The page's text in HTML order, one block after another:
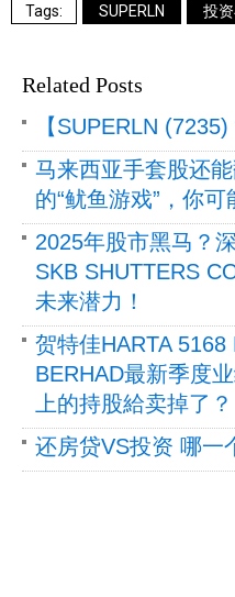
SUPERLN 投
Related Posts
【SUPERLN
马来西亚手套股还
的“鱿鱼游戏”，你
2025年股市黑马？
SKB SHUTTERS
未来潜力！
贺特佳HARTA
BERHAD最新季度
上的持股給卖掉了？
还房贷VS投资 哪一